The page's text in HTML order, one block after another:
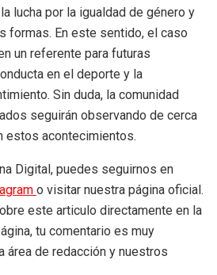
lucha por la igualdad de género y
formas. En este sentido, el caso
un referente para futuras
en el deporte y la
Sin duda, la comunidad
seguirán observando de cerca
estos acontecimientos.
Digital, puedes seguirnos en
o visitar nuestra página oficial.
este articulo directamente en la
tu comentario es muy
área de redacción y nuestros